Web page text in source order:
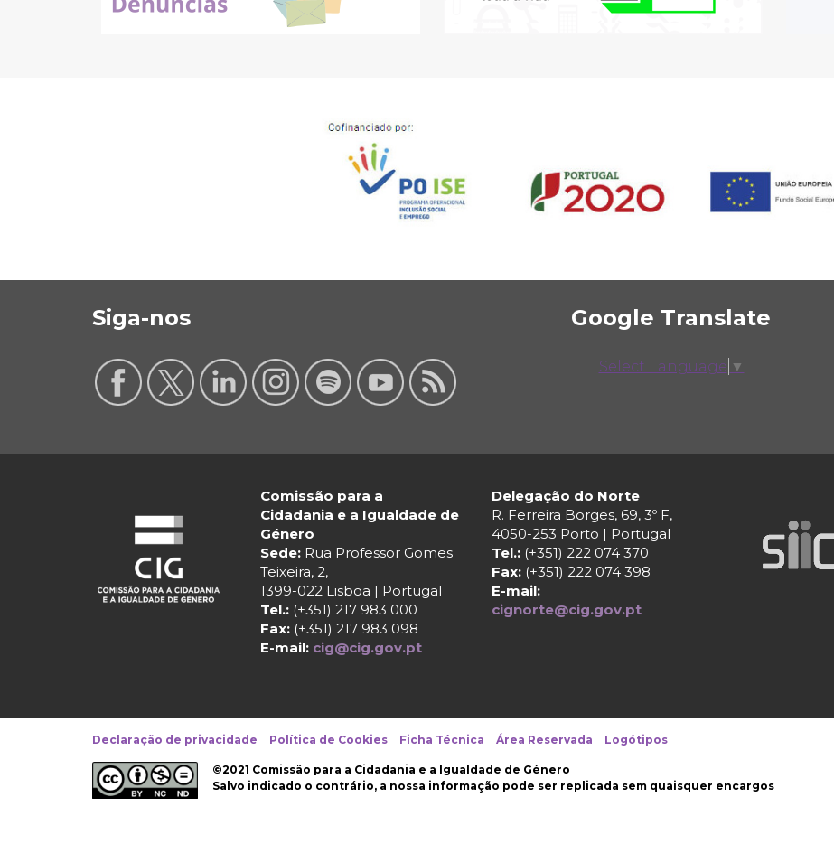
Siga-nos Google Translate
Select Language ▼
Comissão para a
Cidadania e a Igualdade de
Género
Sede: Rua Professor Gomes
Teixeira, 2,
1399-022 Lisboa | Portugal
Tel.: (+351) 217 983 000
Fax: (+351) 217 983 098
E-mail: cig@cig.gov.pt
Delegação do Norte
R. Ferreira Borges, 69, 3º F,
4050-253 Porto | Portugal
Tel.: (+351) 222 074 370
Fax: (+351) 222 074 398
E-mail:
cignorte@cig.gov.pt
Declaração de privacidade Política de Cookies Ficha Técnica Área Reservada Logótipos
©2021 Comissão para a Cidadania e a Igualdade de Género
Salvo indicado o contrário, a nossa informação pode ser replicada sem quaisquer encargos